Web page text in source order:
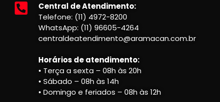
Central de Atendimento:
Telefone: (11) 4972-8200
WhatsApp: (11) 96605-4264
centraldeatendimento@aramacan.com.br
Horários de atendimento:
• Terça a sexta – 08h às 20h
• Sábado – 08h às 14h
• Domingo e feriados – 08h às 12h